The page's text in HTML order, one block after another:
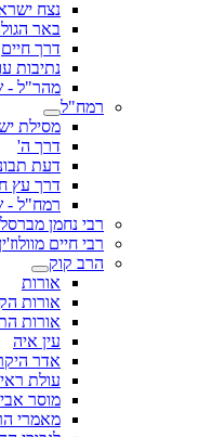
נצח
באר
דרך חיים
נתיבות
מהר"ל -
רמח"ל
מסילת
דרך ה'
דעת
דרך עץ
רמח"ל -
רבי נחמן
רבי חיים
הרב קוק
אורות
אורות
אורות
עין איה
אדר
עולת
מוסר
מאמרי